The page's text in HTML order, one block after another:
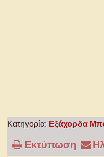
Κατηγορία: Εξάχορδα
Εκτύπωση